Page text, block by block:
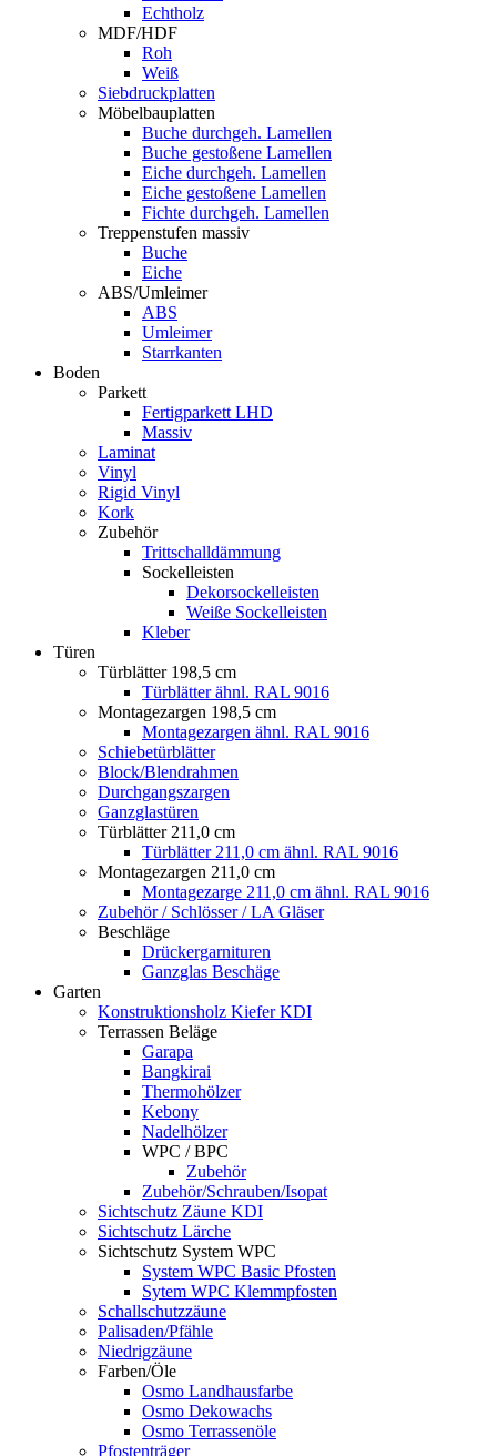
Echtholz
MDF/HDF
Roh
Weiß
Siebdruckplatten
Möbelbauplatten
Buche durchgeh. Lamellen
Buche gestoßene Lamellen
Eiche durchgeh. Lamellen
Eiche gestoßene Lamellen
Fichte durchgeh. Lamellen
Treppenstufen massiv
Buche
Eiche
ABS/Umleimer
ABS
Umleimer
Starrkanten
Boden
Parkett
Fertigparkett LHD
Massiv
Laminat
Vinyl
Rigid Vinyl
Kork
Zubehör
Trittschalldämmung
Sockelleisten
Dekorsockelleisten
Weiße Sockelleisten
Kleber
Türen
Türblätter 198,5 cm
Türblätter ähnl. RAL 9016
Montagezargen 198,5 cm
Montagezargen ähnl. RAL 9016
Schiebetürblätter
Block/Blendrahmen
Durchgangszargen
Ganzglastüren
Türblätter 211,0 cm
Türblätter 211,0 cm ähnl. RAL 9016
Montagezargen 211,0 cm
Montagezarge 211,0 cm ähnl. RAL 9016
Zubehör / Schlösser / LA Gläser
Beschläge
Drückergarnituren
Ganzglas Beschäge
Garten
Konstruktionsholz Kiefer KDI
Terrassen Beläge
Garapa
Bangkirai
Thermohölzer
Kebony
Nadelhölzer
WPC / BPC
Zubehör
Zubehör/Schrauben/Isopat
Sichtschutz Zäune KDI
Sichtschutz Lärche
Sichtschutz System WPC
System WPC Basic Pfosten
Sytem WPC Klemmpfosten
Schallschutzzäune
Palisaden/Pfähle
Niedrigzäune
Farben/Öle
Osmo Landhausfarbe
Osmo Dekowachs
Osmo Terrassenöle
Pfostenträger